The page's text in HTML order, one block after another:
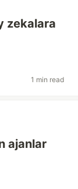
zekalara
1 min read
ajanlar